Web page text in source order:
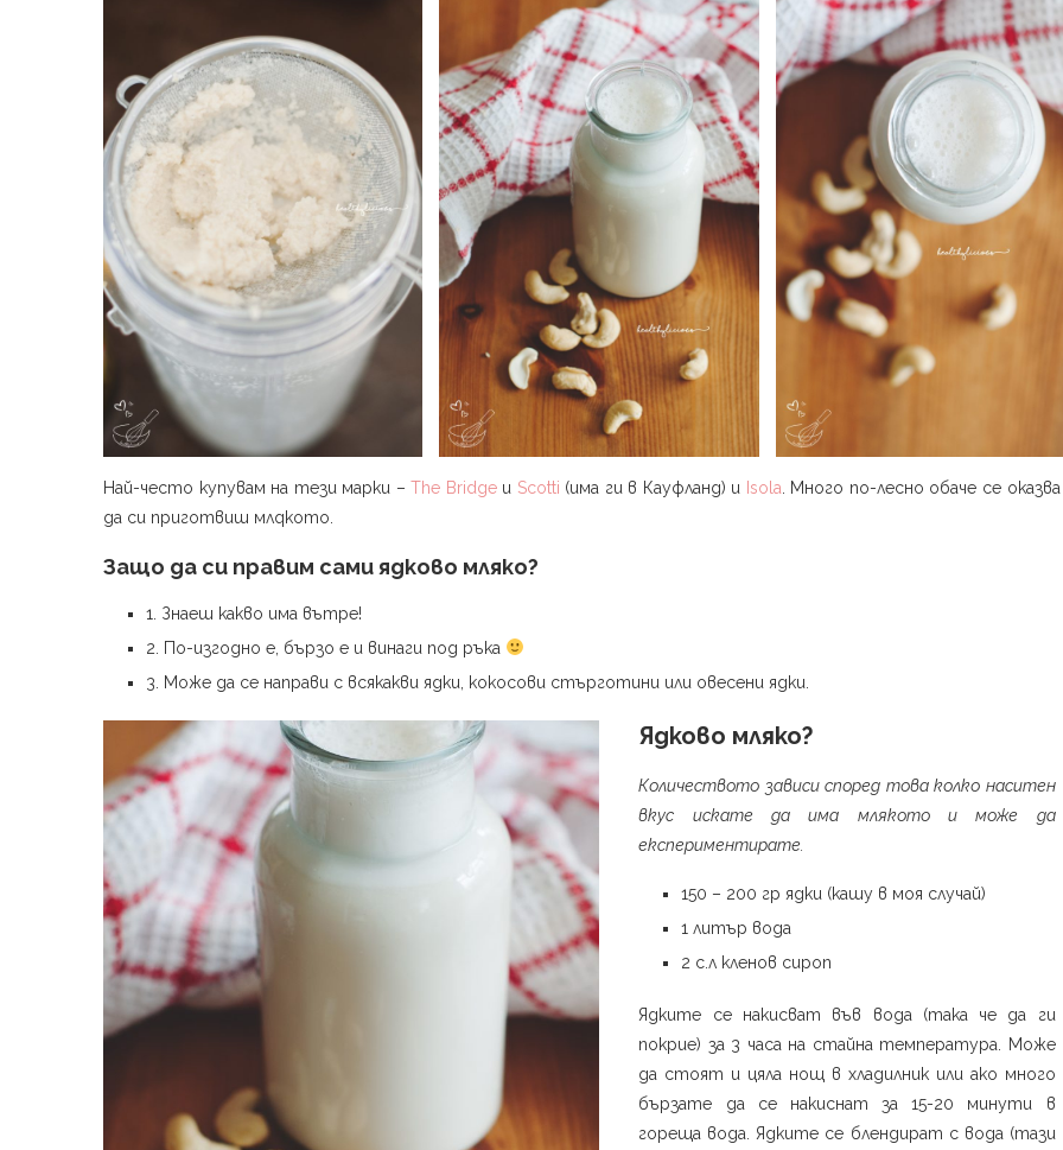
Най-често купувам на тези марки –The Bridgeи Scotti (има ги в Кауфланд) и Isola . Много по-лесно обаче се
да си приготвиш млqкото.
Защо да си правим сами ядково мляко?
1. Знаеш какво има вътре!
2. По-изгодно е, бързо е и винаги под ръка
3. Може да се направи с всякакви ядки, кокосови стърготини или овесени ядки.
Ядково мляко?
Количеството зависи според това колко наситен
вкус искате да има млякото и може да
експериментирате.
150 – 200 гр ядки (кашу в моя случай)
1 литър вода
2 с.л кленов сироп
Ядките се накисват във вода (така че да ги
покрие) за 3 часа на стайна температура. Може
да стоят и цяла нощ в хладилник или ако много
бързате да се накиснат за 15-20 минути в
гореща вода. Ядките се блендират с вода (тази